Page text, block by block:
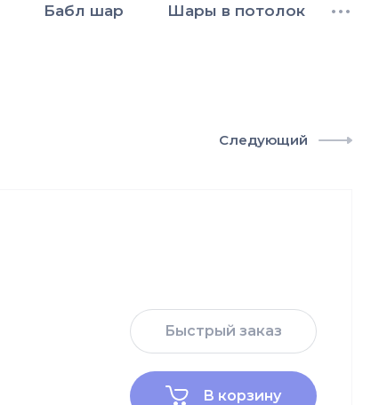
Бабл шар Шары в потолок •••
Следующий
В корзину
Быстрый заказ